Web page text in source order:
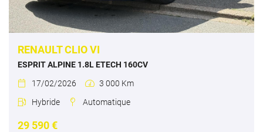
RENAULT CLIO VI
ESPRIT ALPINE 1.8L ETECH 160CV
 17/02/2026  3 000 Km
 Hybride  Automatique
29 590 €